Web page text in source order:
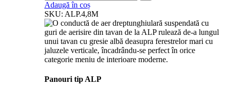
Adaugă în coș
SKU: ALP.4,8M
Panouri tip ALP